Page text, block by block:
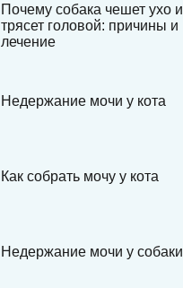
Почему собака чешет ухо и
трясет головой: причины и
лечение
Недержание мочи у кота
Как собрать мочу у кота
Недержание мочи у собаки